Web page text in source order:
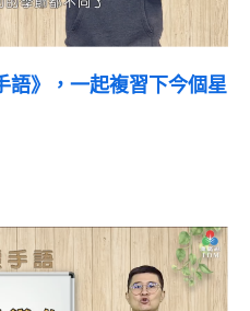
》，一起複習下今個星